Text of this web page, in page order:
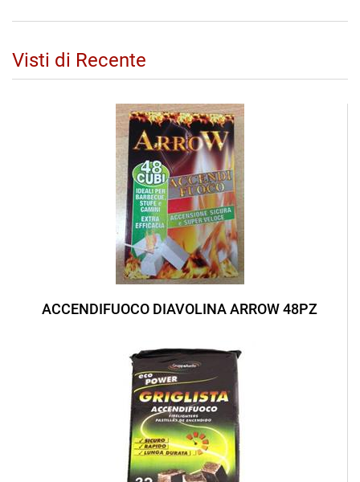
Visti di Recente
ACCENDIFUOCO DIAVOLINA ARROW 48PZ